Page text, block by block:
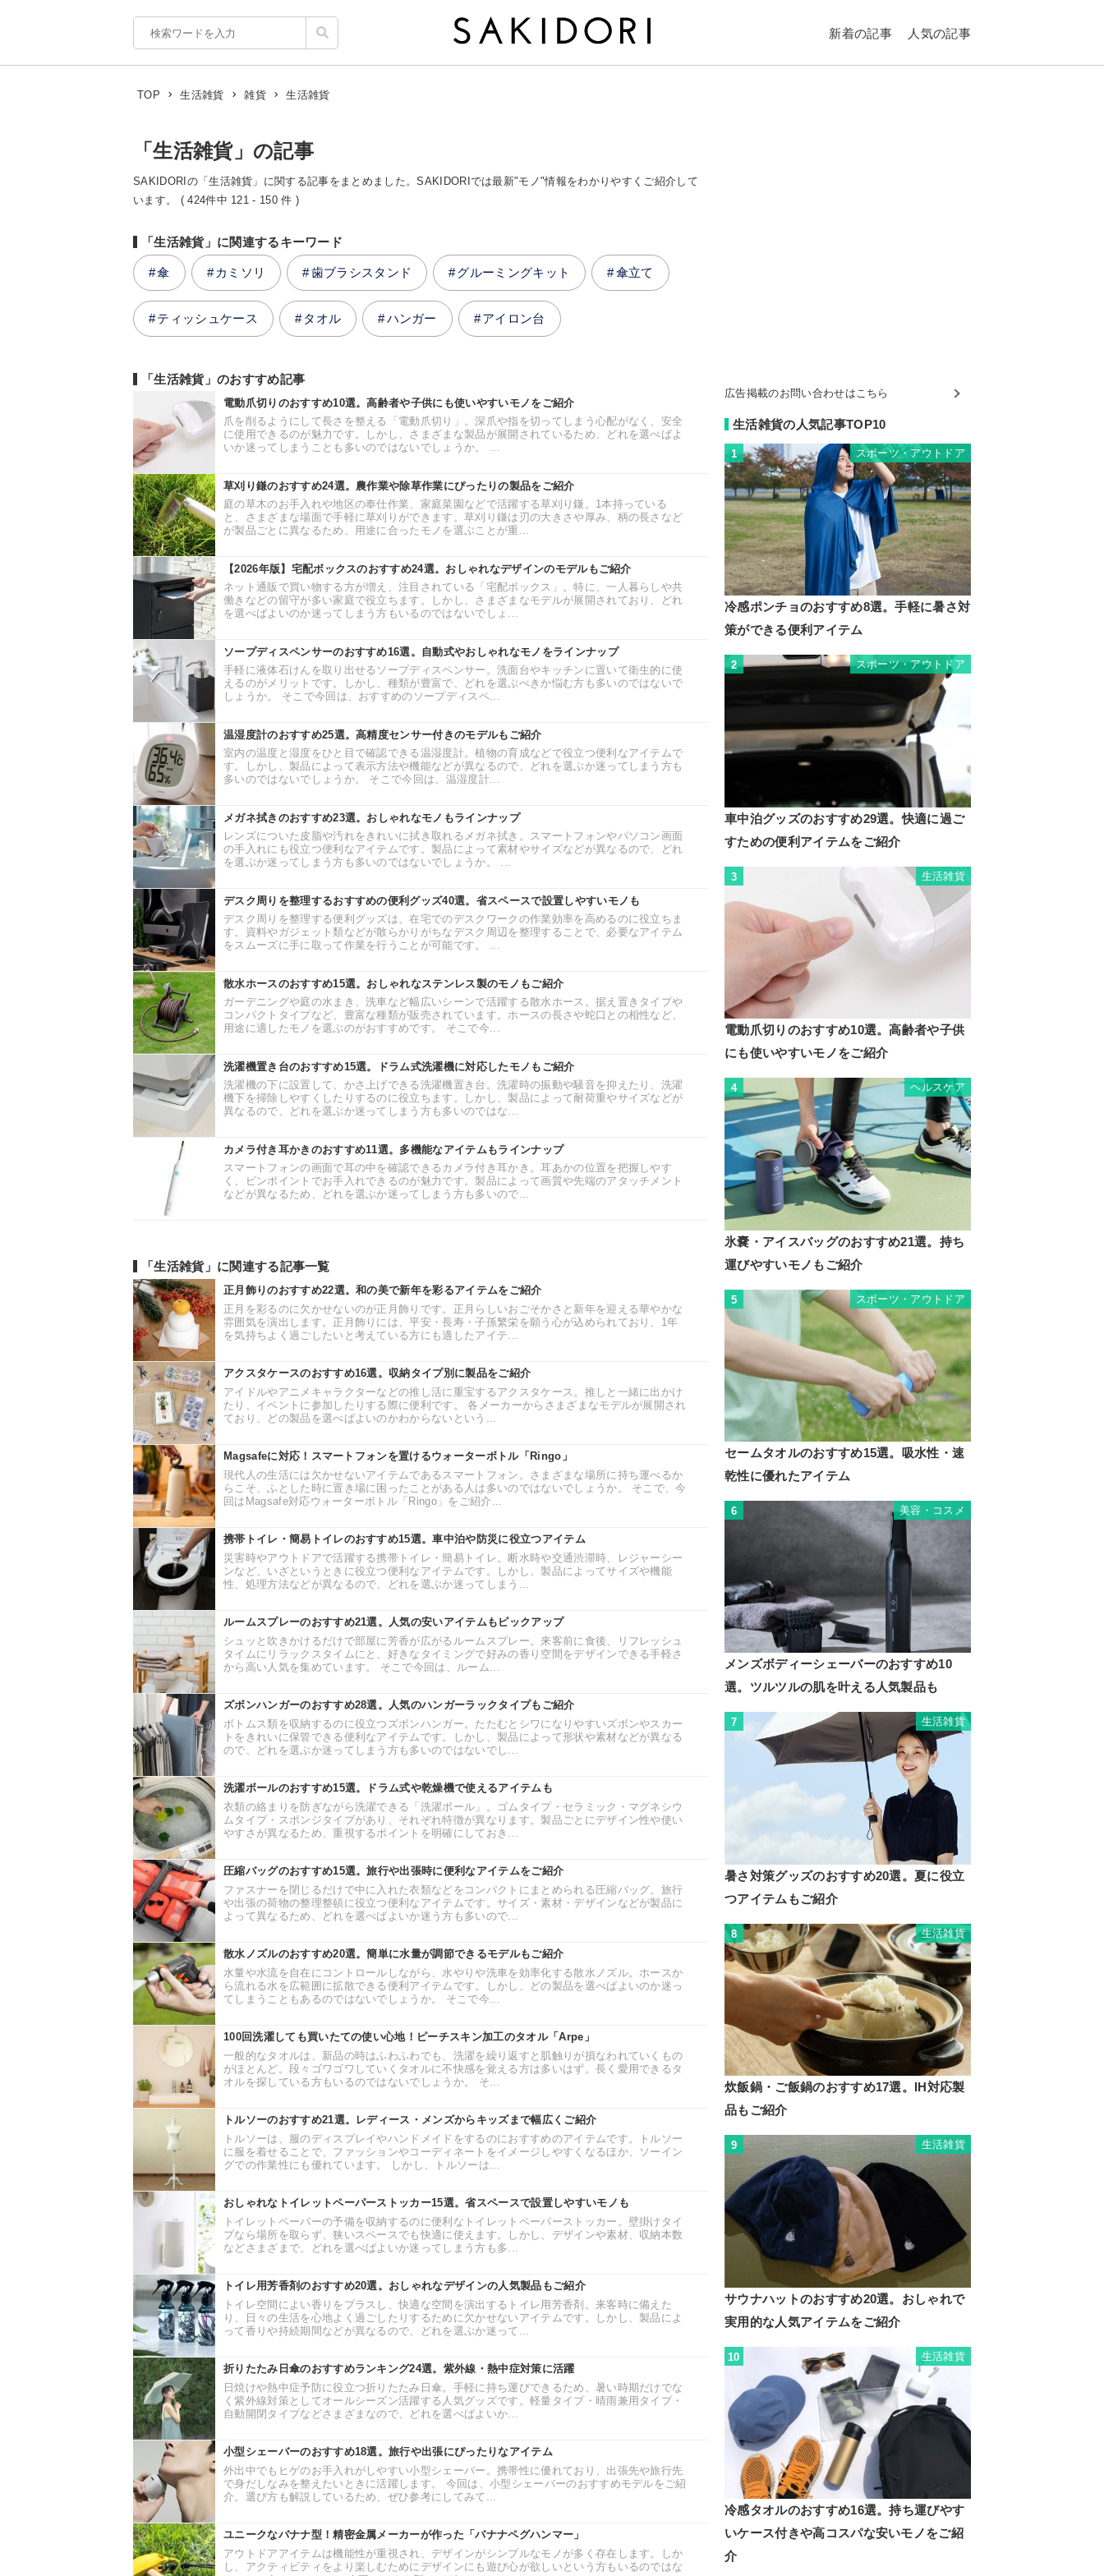
新着の記事 人気の記事
TOP 生活雑貨 雑貨 生活雑貨
「生活雑貨」の記事
SAKIDORIの「生活雑貨」に関する記事をまとめました。SAKIDORIでは最新"モノ"情報をわかりやすくご紹介して
います。 ( 424件中 121 - 150 件 )
「生活雑貨」に関連するキーワード
傘 カミソリ 歯ブラシスタンド グルーミングキット 傘立て
ティッシュケース タオル ハンガー アイロン台
「生活雑貨」のおすすめ記事
電動爪切りのおすすめ10選。高齢者や子供にも使いやすいモノをご紹介
爪を削るようにして長さを整える「電動爪切り」。深爪や指を切ってしまう心配がなく、安全
に使用できるのが魅力です。しかし、さまざまな製品が展開されているため、どれを選べばよ
いか迷ってしまうことも多いのではないでしょうか。 ...
草刈り鎌のおすすめ24選。農作業や除草作業にぴったりの製品をご紹介
庭の草木のお手入れや地区の奉仕作業、家庭菜園などで活躍する草刈り鎌。1本持っている
と、さまざまな場面で手軽に草刈りができます。草刈り鎌は刃の大きさや厚み、柄の長さなど
が製品ごとに異なるため、用途に合ったモノを選ぶことが重...
【2026年版】宅配ボックスのおすすめ24選。おしゃれなデザインのモデルもご紹介
ネット通販で買い物する方が増え、注目されている「宅配ボックス」。特に、一人暮らしや共
働きなどの留守が多い家庭で役立ちます。しかし、さまざまなモデルが展開されており、どれ
を選べばよいのか迷ってしまう方もいるのではないでしょ...
ソープディスペンサーのおすすめ16選。自動式やおしゃれなモノをラインナップ
手軽に液体石けんを取り出せるソープディスペンサー。洗面台やキッチンに置いて衛生的に使
えるのがメリットです。しかし、種類が豊富で、どれを選ぶべきか悩む方も多いのではないで
しょうか。 そこで今回は、おすすめのソープディスペ...
温湿度計のおすすめ25選。高精度センサー付きのモデルもご紹介
室内の温度と湿度をひと目で確認できる温湿度計。植物の育成などで役立つ便利なアイテムで
す。しかし、製品によって表示方法や機能などが異なるので、どれを選ぶか迷ってしまう方も
多いのではないでしょうか。 そこで今回は、温湿度計...
メガネ拭きのおすすめ23選。おしゃれなモノもラインナップ
レンズについた皮脂や汚れをきれいに拭き取れるメガネ拭き。スマートフォンやパソコン画面
の手入れにも役立つ便利なアイテムです。製品によって素材やサイズなどが異なるので、どれ
を選ぶか迷ってしまう方も多いのではないでしょうか。 ...
デスク周りを整理するおすすめの便利グッズ40選。省スペースで設置しやすいモノも
デスク周りを整理する便利グッズは、在宅でのデスクワークの作業効率を高めるのに役立ちま
す。資料やガジェット類などが散らかりがちなデスク周辺を整理することで、必要なアイテム
をスムーズに手に取って作業を行うことが可能です。 ...
散水ホースのおすすめ15選。おしゃれなステンレス製のモノもご紹介
ガーデニングや庭の水まき、洗車など幅広いシーンで活躍する散水ホース。据え置きタイプや
コンパクトタイプなど、豊富な種類が販売されています。ホースの長さや蛇口との相性など、
用途に適したモノを選ぶのがおすすめです。 そこで今...
洗濯機置き台のおすすめ15選。ドラム式洗濯機に対応したモノもご紹介
洗濯機の下に設置して、かさ上げできる洗濯機置き台。洗濯時の振動や騒音を抑えたり、洗濯
機下を掃除しやすくしたりするのに役立ちます。しかし、製品によって耐荷重やサイズなどが
異なるので、どれを選ぶか迷ってしまう方も多いのではな...
カメラ付き耳かきのおすすめ11選。多機能なアイテムもラインナップ
スマートフォンの画面で耳の中を確認できるカメラ付き耳かき。耳あかの位置を把握しやす
く、ピンポイントでお手入れできるのが魅力です。製品によって画質や先端のアタッチメント
などが異なるため、どれを選ぶか迷ってしまう方も多いので...
「生活雑貨」に関連する記事一覧
正月飾りのおすすめ22選。和の美で新年を彩るアイテムをご紹介
正月を彩るのに欠かせないのが正月飾りです。正月らしいおごそかさと新年を迎える華やかな
雰囲気を演出します。正月飾りには、平安・長寿・子孫繁栄を願う心が込められており、1年
を気持ちよく過ごしたいと考えている方にも適したアイテ...
アクスタケースのおすすめ16選。収納タイプ別に製品をご紹介
アイドルやアニメキャラクターなどの推し活に重宝するアクスタケース。推しと一緒に出かけ
たり、イベントに参加したりする際に便利です。 各メーカーからさまざまなモデルが展開され
ており、どの製品を選べばよいのかわからないという...
Magsafeに対応！スマートフォンを置けるウォーターボトル「Ringo」
現代人の生活には欠かせないアイテムであるスマートフォン。さまざまな場所に持ち運べるか
らこそ、ふとした時に置き場に困ったことがある人は多いのではないでしょうか。 そこで、今
回はMagsafe対応ウォーターボトル「Ringo」をご紹介...
携帯トイレ・簡易トイレのおすすめ15選。車中泊や防災に役立つアイテム
災害時やアウトドアで活躍する携帯トイレ・簡易トイレ。断水時や交通渋滞時、レジャーシー
ンなど、いざというときに役立つ便利なアイテムです。しかし、製品によってサイズや機能
性、処理方法などが異なるので、どれを選ぶか迷ってしまう...
ルームスプレーのおすすめ21選。人気の安いアイテムもピックアップ
シュッと吹きかけるだけで部屋に芳香が広がるルームスプレー。来客前に食後、リフレッシュ
タイムにリラックスタイムにと、好きなタイミングで好みの香り空間をデザインできる手軽さ
から高い人気を集めています。 そこで今回は、ルーム...
ズボンハンガーのおすすめ28選。人気のハンガーラックタイプもご紹介
ボトムス類を収納するのに役立つズボンハンガー。たたむとシワになりやすいズボンやスカー
トをきれいに保管できる便利なアイテムです。しかし、製品によって形状や素材などが異なる
ので、どれを選ぶか迷ってしまう方も多いのではないでし...
洗濯ボールのおすすめ15選。ドラム式や乾燥機で使えるアイテムも
衣類の絡まりを防ぎながら洗濯できる「洗濯ボール」。ゴムタイプ・セラミック・マグネシウ
ムタイプ・スポンジタイプがあり、それぞれ特徴が異なります。製品ごとにデザイン性や使い
やすさが異なるため、重視するポイントを明確にしておき...
圧縮バッグのおすすめ15選。旅行や出張時に便利なアイテムをご紹介
ファスナーを閉じるだけで中に入れた衣類などをコンパクトにまとめられる圧縮バッグ。旅行
や出張の荷物の整理整頓に役立つ便利なアイテムです。サイズ・素材・デザインなどが製品に
よって異なるため、どれを選べばよいか迷う方も多いので...
散水ノズルのおすすめ20選。簡単に水量が調節できるモデルもご紹介
水量や水流を自在にコントロールしながら、水やりや洗車を効率化する散水ノズル。ホースか
ら流れる水を広範囲に拡散できる便利アイテムです。しかし、どの製品を選べばよいのか迷っ
てしまうこともあるのではないでしょうか。 そこで今...
100回洗濯しても買いたての使い心地！ピーチスキン加工のタオル「Arpe」
一般的なタオルは、新品の時はふわふわでも、洗濯を繰り返すと肌触りが損なわれていくもの
がほとんど。段々ゴワゴワしていくタオルに不快感を覚える方は多いはず。長く愛用できるタ
オルを探している方もいるのではないでしょうか。 そ...
トルソーのおすすめ21選。レディース・メンズからキッズまで幅広くご紹介
トルソーは、服のディスプレイやハンドメイドをするのにおすすめのアイテムです。トルソー
に服を着せることで、ファッションやコーディネートをイメージしやすくなるほか、ソーイン
グでの作業性にも優れています。 しかし、トルソーは...
おしゃれなトイレットペーパーストッカー15選。省スペースで設置しやすいモノも
トイレットペーパーの予備を収納するのに便利なトイレットペーパーストッカー。壁掛けタイ
プなら場所を取らず、狭いスペースでも快適に使えます。しかし、デザインや素材、収納本数
などさまざまで、どれを選べばよいか迷ってしまう方も多...
トイレ用芳香剤のおすすめ20選。おしゃれなデザインの人気製品もご紹介
トイレ空間によい香りをプラスし、快適な空間を演出するトイレ用芳香剤。来客時に備えた
り、日々の生活を心地よく過ごしたりするために欠かせないアイテムです。しかし、製品によ
って香りや持続期間などが異なるので、どれを選ぶか迷って...
折りたたみ日傘のおすすめランキング24選。紫外線・熱中症対策に活躍
日焼けや熱中症予防に役立つ折りたたみ日傘。手軽に持ち運びできるため、暑い時期だけでな
く紫外線対策としてオールシーズン活躍する人気グッズです。軽量タイプ・晴雨兼用タイプ・
自動開閉タイプなどさまざまなので、どれを選べばよいか...
小型シェーバーのおすすめ18選。旅行や出張にぴったりなアイテム
外出中でもヒゲのお手入れがしやすい小型シェーバー。携帯性に優れており、出張先や旅行先
で身だしなみを整えたいときに活躍します。 今回は、小型シェーバーのおすすめモデルをご紹
介。選び方も解説しているため、ぜひ参考にしてみて...
ユニークなバナナ型！精密金属メーカーが作った「バナナペグハンマー」
アウトドアアイテムは機能性が重視され、デザインがシンプルなモノが多く存在します。しか
し、アクティビティをより楽しむためにデザインにも遊び心が欲しいという方もいるのではな
広告掲載のお問い合わせはこちら
生活雑貨の人気記事TOP10
1 スポーツ・アウトドア
冷感ポンチョのおすすめ8選。手軽に暑さ対
策ができる便利アイテム
2 スポーツ・アウトドア
車中泊グッズのおすすめ29選。快適に過ご
すための便利アイテムをご紹介
3 生活雑貨
電動爪切りのおすすめ10選。高齢者や子供
にも使いやすいモノをご紹介
4 ヘルスケア
氷嚢・アイスバッグのおすすめ21選。持ち
運びやすいモノもご紹介
5 スポーツ・アウトドア
セームタオルのおすすめ15選。吸水性・速
乾性に優れたアイテム
6 美容・コスメ
メンズボディーシェーバーのおすすめ10
選。ツルツルの肌を叶える人気製品も
7 生活雑貨
暑さ対策グッズのおすすめ20選。夏に役立
つアイテムもご紹介
8 生活雑貨
炊飯鍋・ご飯鍋のおすすめ17選。IH対応製
品もご紹介
9 生活雑貨
サウナハットのおすすめ20選。おしゃれで
実用的な人気アイテムをご紹介
10 生活雑貨
冷感タオルのおすすめ16選。持ち運びやす
いケース付きや高コスパな安いモノをご紹
介